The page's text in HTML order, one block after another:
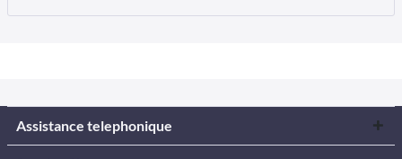
Assistance telephonique